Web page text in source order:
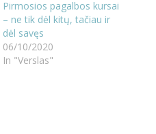
Pirmosios pagalbos kursai
– ne tik dėl kitų, tačiau ir
dėl savęs
06/10/2020
In "Verslas"